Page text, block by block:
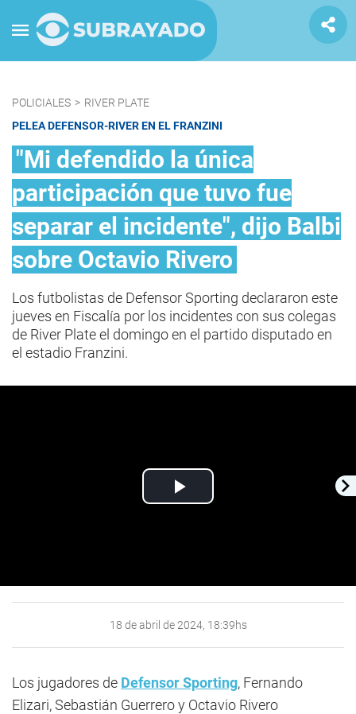
POLICIALES > RIVER PLATE
PELEA DEFENSOR-RIVER EN EL FRANZINI
"Mi defendido la única
participación que tuvo fue
separar el incidente", dijo Balbi
sobre Octavio Rivero
Los futbolistas de Defensor Sporting declararon este
jueves en Fiscalía por los incidentes con sus colegas
de River Plate el domingo en el partido disputado en
el estadio Franzini.
Play
18 de abril de 2024, 18:39hs
Los jugadores de Defensor Sporting, Fernando
Elizari, Sebastián Guerrero y Octavio Rivero